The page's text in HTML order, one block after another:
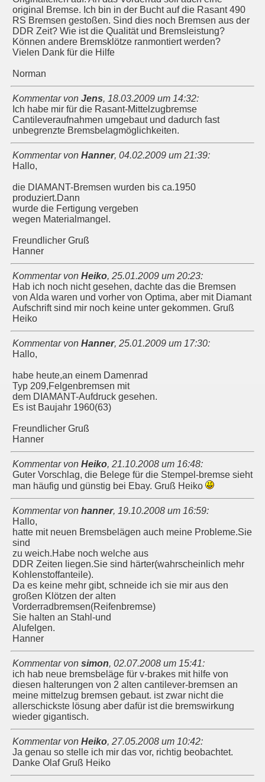
original Bremse. Ich bin in der Bucht auf die Rasant 490
RS Bremsen gestoßen. Sind dies noch Bremsen aus der
DDR Zeit? Wie ist die Qualität und Bremsleistung?
Können andere Bremsklötze ranmontiert werden?
Vielen Dank für die Hilfe
Norman
Kommentar von Jens, 18.03.2009 um 14:32:
Ich habe mir für die Rasant-Mittelzugbremse
Cantileveraufnahmen umgebaut und dadurch fast
unbegrenzte Bremsbelagmöglichkeiten.
Kommentar von Hanner, 04.02.2009 um 21:39:
Hallo,
die DIAMANT-Bremsen wurden bis ca.1950
produziert.Dann
wurde die Fertigung vergeben
wegen Materialmangel.
Freundlicher Gruß
Hanner
Kommentar von Heiko, 25.01.2009 um 20:23:
Hab ich noch nicht gesehen, dachte das die Bremsen
von Alda waren und vorher von Optima, aber mit Diamant
Aufschrift sind mir noch keine unter gekommen. Gruß
Heiko
Kommentar von Hanner, 25.01.2009 um 17:30:
Hallo,
habe heute,an einem Damenrad
Typ 209,Felgenbremsen mit
dem DIAMANT-Aufdruck gesehen.
Es ist Baujahr 1960(63)
Freundlicher Gruß
Hanner
Kommentar von Heiko, 21.10.2008 um 16:48:
Guter Vorschlag, die Belege für die Stempel-bremse sieht
man häufig und günstig bei Ebay. Gruß Heiko
Kommentar von hanner, 19.10.2008 um 16:59:
Hallo,
hatte mit neuen Bremsbelägen auch meine Probleme.Sie
sind
zu weich.Habe noch welche aus
DDR Zeiten liegen.Sie sind härter(wahrscheinlich mehr
Kohlenstoffanteile).
Da es keine mehr gibt, schneide ich sie mir aus den
großen Klötzen der alten
Vorderradbremsen(Reifenbremse)
Sie halten an Stahl-und
Alufelgen.
Hanner
Kommentar von simon, 02.07.2008 um 15:41:
ich hab neue bremsbeläge für v-brakes mit hilfe von
diesen halterungen von 2 alten cantilever-bremsen an
meine mittelzug bremsen gebaut. ist zwar nicht die
allerschickste lösung aber dafür ist die bremswirkung
wieder gigantisch.
Kommentar von Heiko, 27.05.2008 um 10:42:
Ja genau so stelle ich mir das vor, richtig beobachtet.
Danke Olaf Gruß Heiko